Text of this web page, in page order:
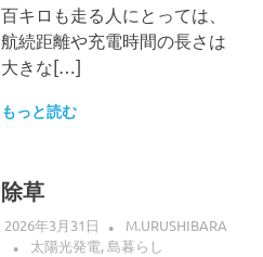
百キロも走る人にとっては、
航続距離や充電時間の長さは
大きな[…]
もっと読む
除草
2026年3月31日
M.URUSHIBARA
太陽光発電,島暮らし